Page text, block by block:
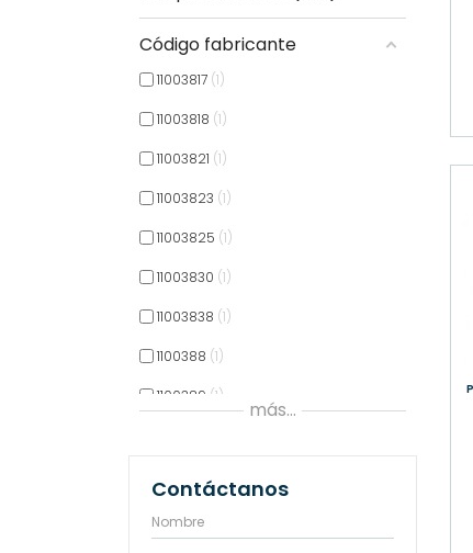
Código fabricante
11003817 1
11003818 1
11003821 1
11003823 1
11003825 1
11003830 1
11003838 1
1100388 1
1100389 1
11004617
más...
Contáctanos